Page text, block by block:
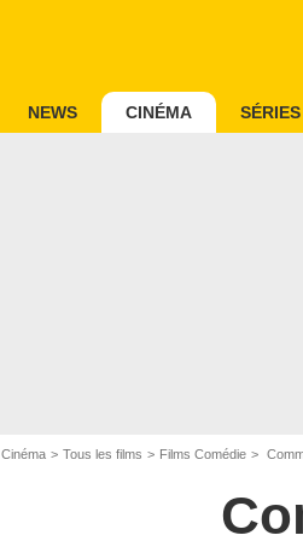
NEWS CINÉMA SÉRIES
Cinéma Tous les films Films Comédie